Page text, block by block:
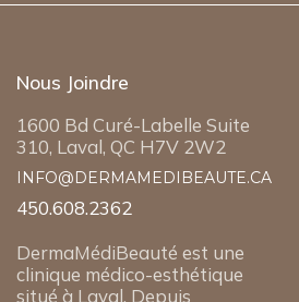
Nous Joindre
1600 Bd Curé-Labelle Suite
310, Laval, QC H7V 2W2
INFO@DERMAMEDIBEAUTE.CA
450.608.2362
DermaMédiBeauté est une
clinique médico-esthétique
situé à Laval. Depuis